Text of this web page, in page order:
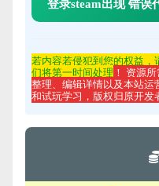
登录steam出现 错误
若内容若侵犯到您的权益，
们将第一时间处理 ！ 资源
整理、编辑详情以及本站
和试玩学习，版权归原开发